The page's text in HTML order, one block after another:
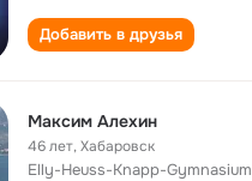
Добавить в друзья
Максим Алехин
46 лет,Хабаровск
Elly-Heuss-Knapp-­Gymnasium